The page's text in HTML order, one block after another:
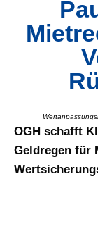
OGH schafft
Geldregen für